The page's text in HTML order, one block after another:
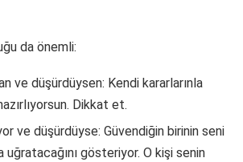
da önemli:
ve düşürdüysen: Kendi kararlarınla
Dikkat et.
ve düşürdüyse: Güvendiğin birinin seni
uğratacağını gösteriyor. O kişi senin